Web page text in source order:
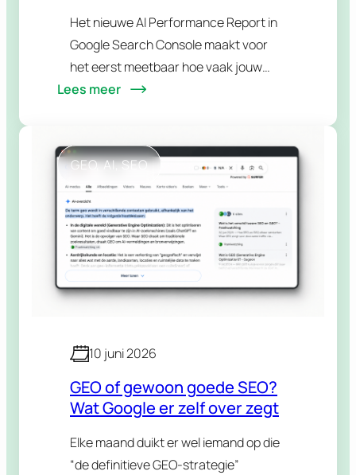
zo meet je eindelijk je AI-
zichtbaarheid
Het nieuwe AI Performance Report in
Google Search Console maakt voor
het eerst meetbaar hoe vaak jouw
pagina’s opduiken in AI Overviews en AI
Lees meer
GEO, AI, SEO
10 juni 2026
GEO of gewoon goede SEO?
Wat Google er zelf over zegt
Elke maand duikt er wel iemand op die
“de definitieve GEO-strategie”